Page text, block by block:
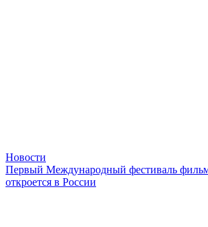
Новости
Первый Международный фестиваль
откроется в России